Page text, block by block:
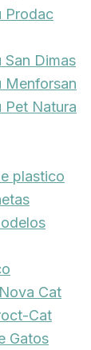
Prodac
San Dimas
Menforsan
Pet Natura
plastico
Cat
Cat
Gatos